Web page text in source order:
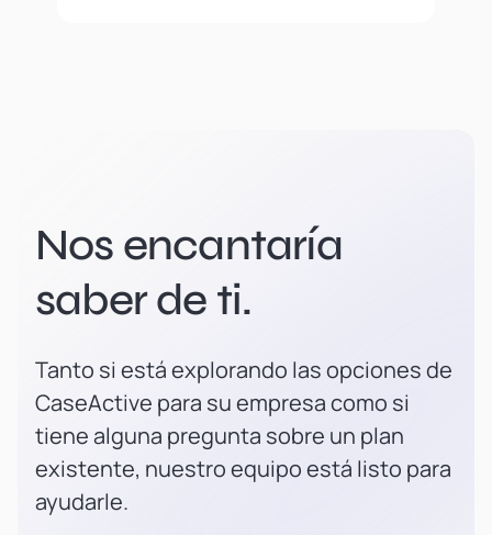
Nos encantaría
saber de ti.
Tanto si está explorando las opciones de
CaseActive para su empresa como si
tiene alguna pregunta sobre un plan
existente, nuestro equipo está listo para
ayudarle.